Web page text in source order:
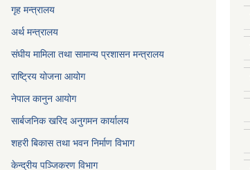
गृह मन्त्रालय
अर्थ मन्त्रालय
संघीय मामिला तथा सामान्य प्रशासन मन्त्रालय
राष्ट्रिय योजना आयोग
नेपाल कानुन आयोग
सार्बजनिक खरिद अनुगमन कार्यालय
शहरी बिकास तथा भवन निर्माण विभाग
केन्द्रीय पञ्जिकरण विभाग